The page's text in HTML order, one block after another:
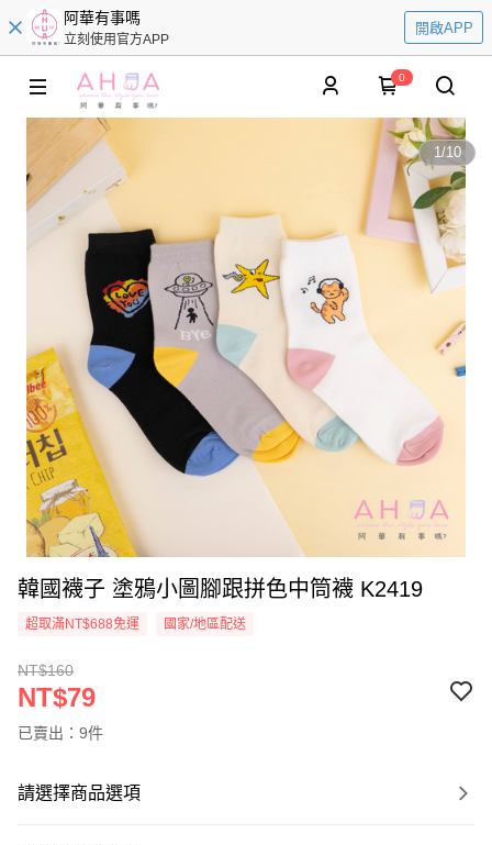
阿華有事嗎
立刻使用官方APP
開啟APP
0
1/10
韓國襪子 塗鴉小圖腳跟拼色中筒襪 K2419
超取滿NT$688免運 國家/地區配送
NT$160
NT$79
已賣出：9件
請選擇商品選項